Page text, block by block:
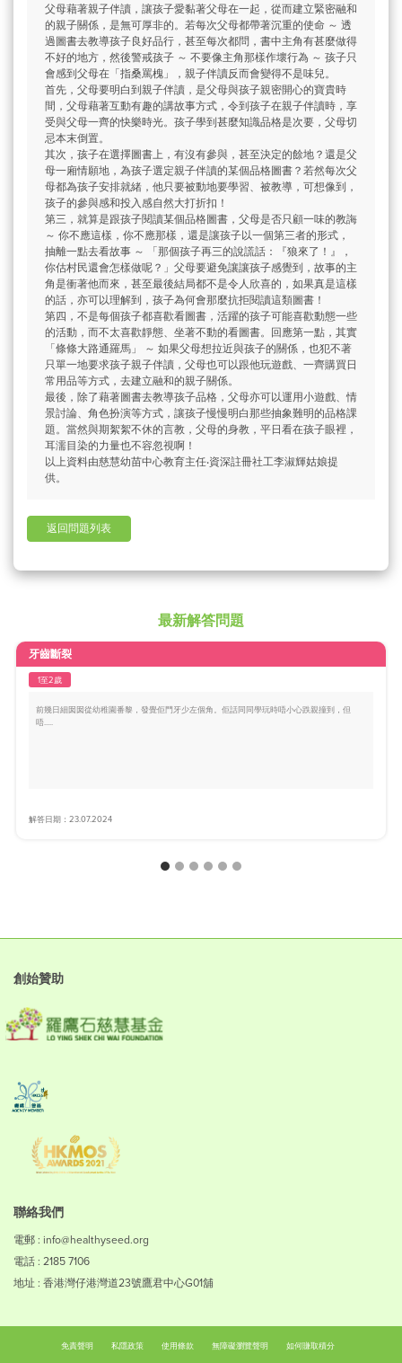
父母藉著親子伴讀，讓孩子愛黏著父母在一起，從而建立緊密融和
的親子關係，是無可厚非的。若每次父母都帶著沉重的使命 ～ 透
過圖書去教導孩子良好品行，甚至每次都問，書中主角有甚麼做得
不好的地方，然後警戒孩子 ～ 不要像主角那樣作壞行為 ～ 孩子只
會感到父母在「指桑罵槐」，親子伴讀反而會變得不是味兒。
首先，父母要明白到親子伴讀，是父母與孩子親密開心的寶貴時
間，父母藉著互動有趣的講故事方式，令到孩子在親子伴讀時，享
受與父母一齊的快樂時光。孩子學到甚麼知識品格是次要，父母切
忌本末倒置。
其次，孩子在選擇圖書上，有沒有參與，甚至決定的餘地？還是父
母一廂情願地，為孩子選定親子伴讀的某個品格圖書？若然每次父
母都為孩子安排就緒，他只要被動地要學習、被教導，可想像到，
孩子的參與感和投入感自然大打折扣！
第三，就算是跟孩子閱讀某個品格圖書，父母是否只顧一味的教誨
～ 你不應這樣，你不應那樣，還是讓孩子以一個第三者的形式，
抽離一點去看故事 ～ 「那個孩子再三的說謊話：『狼來了！』，
你估村民還會怎樣做呢？」父母要避免讓讓孩子感覺到，故事的主
角是衝著他而來，甚至最後結局都不是令人欣喜的，如果真是這樣
的話，亦可以理解到，孩子為何會那麼抗拒閱讀這類圖書！
第四，不是每個孩子都喜歡看圖書，活躍的孩子可能喜歡動態一些
的活動，而不太喜歡靜態、坐著不動的看圖書。回應第一點，其實
「條條大路通羅馬」 ～ 如果父母想拉近與孩子的關係，也犯不著
只單一地要求孩子親子伴讀，父母也可以跟他玩遊戲、一齊購買日
常用品等方式，去建立融和的親子關係。
最後，除了藉著圖書去教導孩子品格，父母亦可以運用小遊戲、情
景討論、角色扮演等方式，讓孩子慢慢明白那些抽象難明的品格課
題。當然與期絮絮不休的言教，父母的身教，平日看在孩子眼裡，
耳濡目染的力量也不容忽視啊！
以上資料由慈慧幼苗中心教育主任‧資深註冊社工李淑輝姑娘提
供。
返回問題列表
最新解答問題
牙齒斷裂
1至2歲
前幾日細囡囡從幼稚園番黎，發覺佢門牙少左個角。佢話同同學玩時唔小心跌親撞到，但
唔.....
解答日期：23.07.2024
創始贊助
聯絡我們
電郵 : info@healthyseed.org
電話 : 2185 7106
地址 : 香港灣仔港灣道23號鷹君中心G01舖
免責聲明 私隱政策 使用條款 無障礙瀏覽聲明 如何賺取積分